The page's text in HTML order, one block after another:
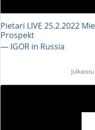
Pietari LIVE 25.2.2022
Prospekt
― IGOR in Russia